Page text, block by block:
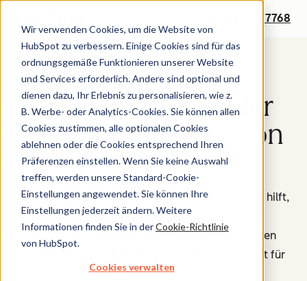
Wir verwenden Cookies, um die Website von
HubSpot zu verbessern. Einige Cookies sind für das
ordnungsgemäße Funktionieren unserer Website
und Services erforderlich. Andere sind optional und
dienen dazu, Ihr Erlebnis zu personalisieren, wie z.
B. Werbe- oder Analytics-Cookies. Sie können allen
Cookies zustimmen, alle optionalen Cookies
ablehnen oder die Cookies entsprechend Ihren
Präferenzen einstellen. Wenn Sie keine Auswahl
treffen, werden unsere Standard-Cookie-
Einstellungen angewendet. Sie können Ihre
Einstellungen jederzeit ändern. Weitere
Informationen finden Sie in derCookie-Richtlinie
von HubSpot.
Cookies verwalten
+1 888 482 7768
Holen Sie sich eine
kostenlose Demo der
Vertriebssoftware von
HubSpot.
Sales Hub ist eine KI-gestützte Software, die Ihnen hilft,
eine bessere Pipeline aufzubauen und mehr Deals
abzuschließen. Sie automatisiert manuelle Aufgaben
und entlastet Ihre Mitarbeitenden, die so mehr Zeit für
den Verkauf haben.